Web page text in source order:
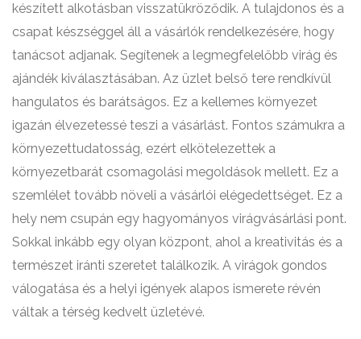
készített alkotásban visszatükröződik. A tulajdonos és a
csapat készséggel áll a vásárlók rendelkezésére, hogy
tanácsot adjanak. Segítenek a legmegfelelőbb virág és
ajándék kiválasztásában. Az üzlet belső tere rendkívül
hangulatos és barátságos. Ez a kellemes környezet
igazán élvezetessé teszi a vásárlást. Fontos számukra a
környezettudatosság, ezért elkötelezettek a
környezetbarát csomagolási megoldások mellett. Ez a
szemlélet tovább növeli a vásárlói elégedettséget. Ez a
hely nem csupán egy hagyományos virágvásárlási pont.
Sokkal inkább egy olyan központ, ahol a kreativitás és a
természet iránti szeretet találkozik. A virágok gondos
válogatása és a helyi igények alapos ismerete révén
váltak a térség kedvelt üzletévé.